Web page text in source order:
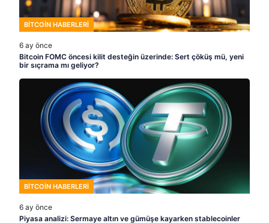
BITCOIN HABERLERI
6 ay önce
Bitcoin FOMC öncesi kilit desteğin üzerinde: Sert çöküş mü, yeni
bir sıçrama mı geliyor?
BITCOIN HABERLERI
6 ay önce
Piyasa analizi: Sermaye altın ve gümüşe kayarken stablecoinler